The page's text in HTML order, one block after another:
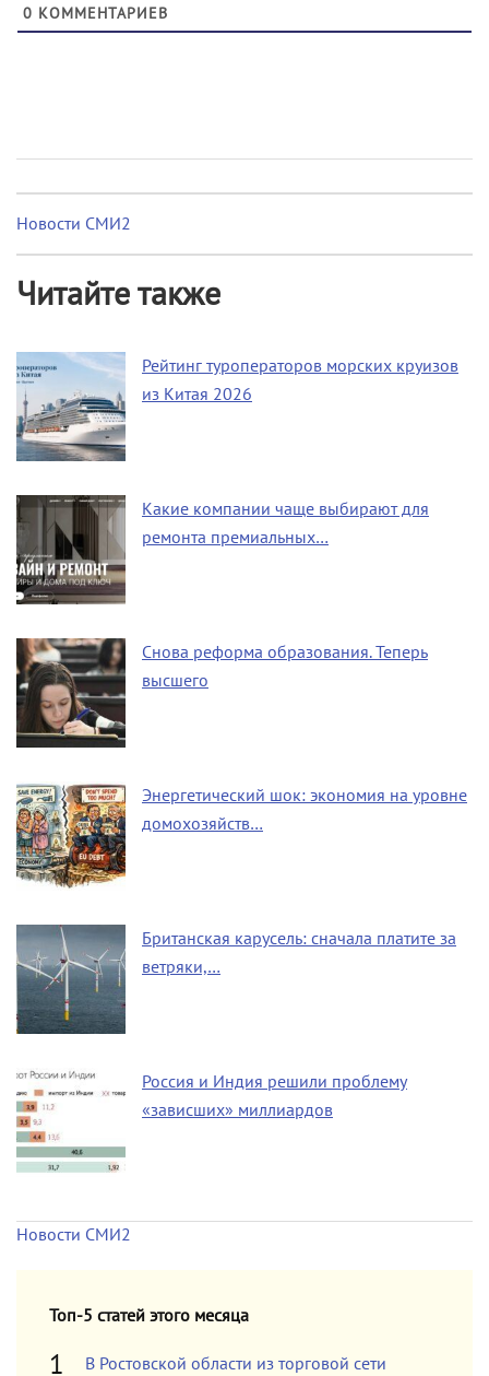
0 КОММЕНТАРИЕВ
Новости СМИ2
Читайте также
Рейтинг туроператоров морских круизов
из Китая 2026
Какие компании чаще выбирают для
ремонта премиальных…
Снова реформа образования. Теперь
высшего
Энергетический шок: экономия на уровне
домохозяйств…
Британская карусель: сначала платите за
ветряки,…
Россия и Индия решили проблему
«зависших» миллиардов
Новости СМИ2
Топ-5 статей этого месяца
В Ростовской области из торговой сети